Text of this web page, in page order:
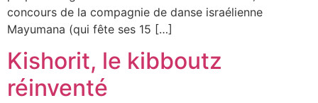
concours de la compagnie de danse israélienne
Mayumana (qui fête ses 15 […]
Kishorit, le kibboutz
réinventé